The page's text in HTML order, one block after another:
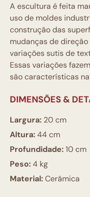
A escultura é feita
uso de moldes
construção das
mudanças de
variações sutis de
Essas variações
são características
DIMENSÕES &
Largura: 20 cm
Altura:44 cm
Profundidade:10 cm
Peso:4 kg
Material:Cerâmica